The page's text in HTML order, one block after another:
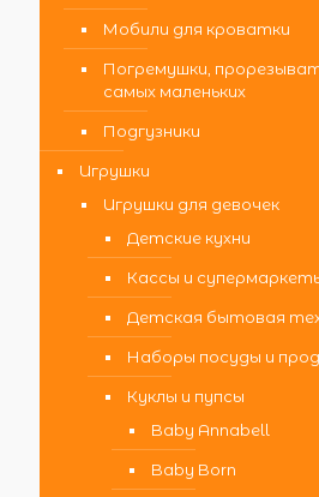
Мобили для кроватки
Погремушки,
самых маленьких
Подгузники
Игрушки
Игрушки для девочек
Детские кухни
Кассы и
Детская бытовая
Наборы посуды и
Куклы и пупсы
Baby Annabell
Baby Born